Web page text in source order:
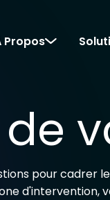
Propos
pour cadrer
d'intervention,